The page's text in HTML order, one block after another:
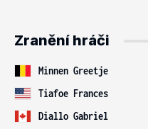
Zranění hráči
Minnen Greetje
Tiafoe Frances
Diallo Gabriel